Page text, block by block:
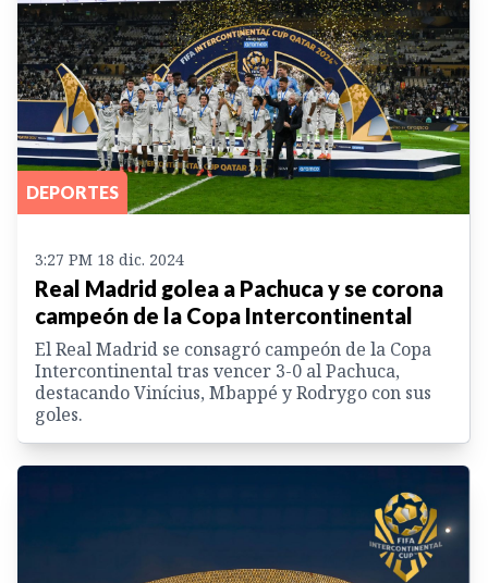
DEPORTES
3:27 PM 18 dic. 2024
Real Madrid golea a Pachuca y se corona
campeón de la Copa Intercontinental
El Real Madrid se consagró campeón de la Copa
Intercontinental tras vencer 3-0 al Pachuca,
destacando Vinícius, Mbappé y Rodrygo con sus
goles.